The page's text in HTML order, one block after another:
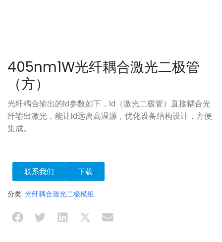
405nm1W光纤耦合激光二极管
（方）
光纤耦合输出的ld参数如下，ld（激光二极管）直接耦合光
纤输出激光，能让ld远离高温源，优化设备结构设计，方便
集成。
联系我们 下载
分类 光纤耦合激光二极模组